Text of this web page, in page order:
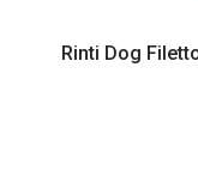
Rinti Dog